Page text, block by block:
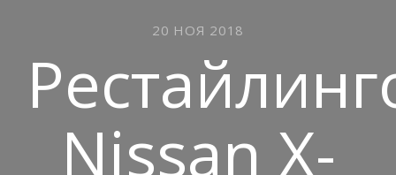
20 НОЯ 2018
Nissan X-